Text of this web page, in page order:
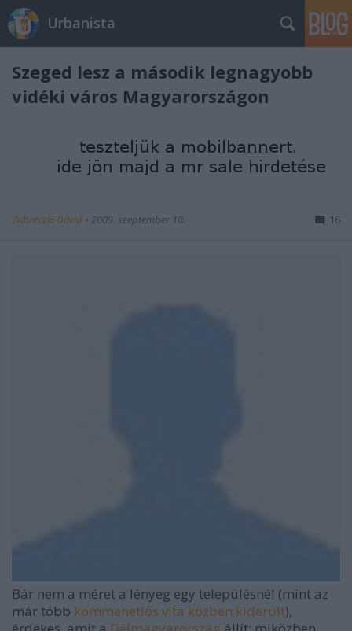
Urbanista
Szeged lesz a második legnagyobb
vidéki város Magyarországon
Zubreczki Dávid • 2009. szeptember 10. 16
Bár nem a méret a lényeg egy településnél (mint az
már több kommenetlős vita közben kiderült),